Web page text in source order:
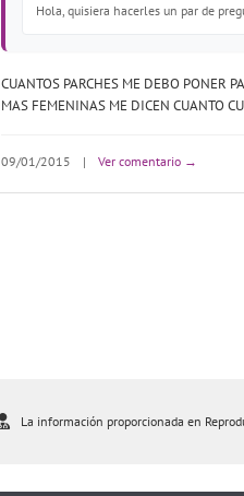
Hola, quisiera hacerles un par de
CUANTOS PARCHES ME DEBO PONER
MAS FEMENINAS ME DICEN CUANTO
09/01/2015 | Ver comentario →
La información proporcionada en